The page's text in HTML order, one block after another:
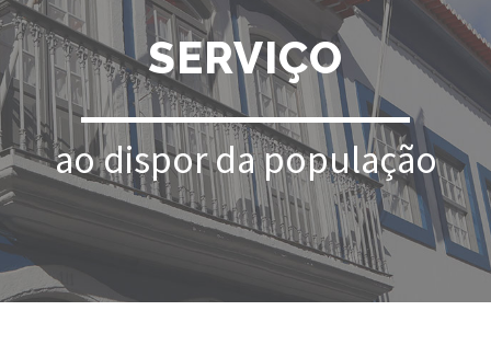
SERVIÇO
ao dispor da população